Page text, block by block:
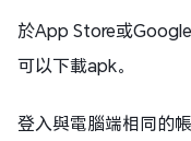
於App Store或
可以下載apk。
登入與電腦端相同的